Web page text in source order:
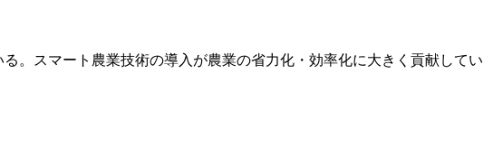
。スマート農業技術の導入が農業の省力化・効率化に大きく貢献してい